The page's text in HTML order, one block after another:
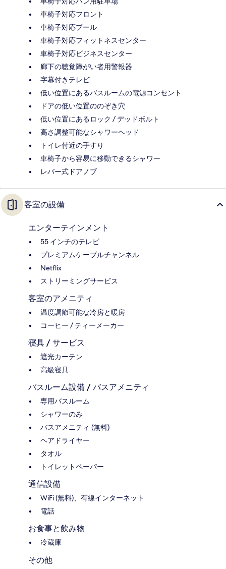
車椅子対応フロント
車椅子対応プール
車椅子対応フィットネスセンター
車椅子対応ビジネスセンター
廊下の聴覚障がい者用警報器
字幕付きテレビ
低い位置にあるバスルームの電源コンセント
ドアの低い位置ののぞき穴
低い位置にあるロック / デッドボルト
高さ調整可能なシャワーヘッド
トイレ付近の手すり
車椅子から容易に移動できるシャワー
レバー式ドアノブ
客室の設備
エンターテインメント
55 インチのテレビ
プレミアムケーブルチャンネル
Netflix
ストリーミングサービス
客室のアメニティ
温度調節可能な冷房と暖房
コーヒー / ティーメーカー
寝具 / サービス
遮光カーテン
高級寝具
バスルーム設備 / バスアメニティ
専用バスルーム
シャワーのみ
バスアメニティ (無料)
ヘアドライヤー
タオル
トイレットペーパー
通信設備
WiFi (無料)、有線インターネット
電話
お食事と飲み物
冷蔵庫
その他